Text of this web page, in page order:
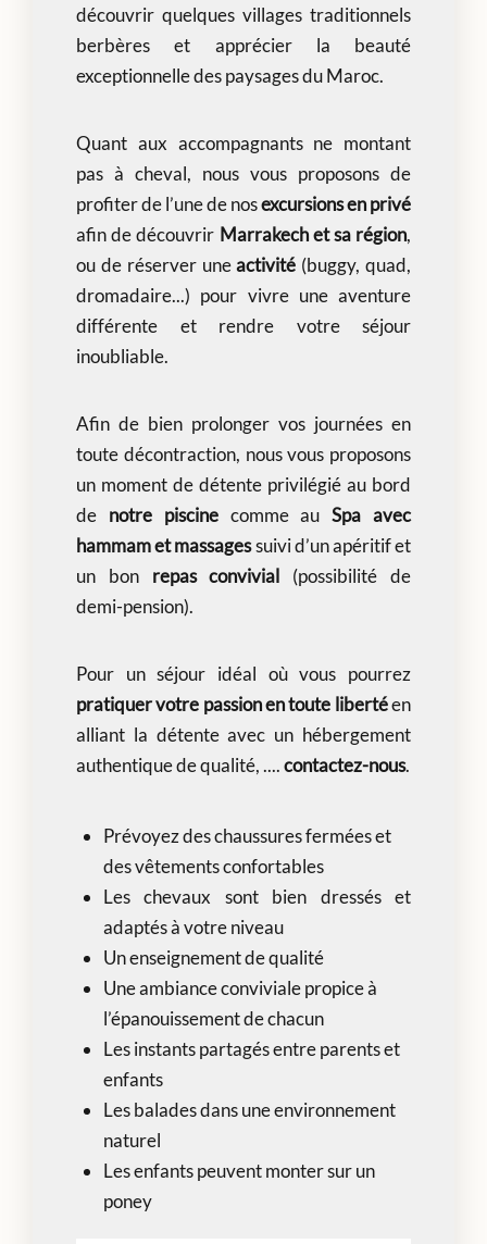
découvrir quelques villages traditionnels
berbères et apprécier la beauté
exceptionnelle des paysages du Maroc.
Quant aux accompagnants ne montant
pas à cheval, nous vous proposons de
profiter de l’une de nosexcursions en privé
afin de découvrir Marrakech et sa région,
ou de réserver uneactivité (buggy, quad,
dromadaire...) pour vivre une aventure
différente et rendre votre séjour
inoubliable.
Afin de bien prolonger vos journées en
toute décontraction, nous vous proposons
un moment de détente privilégié au bord
de notre piscinecomme auSpa avec
hammam et massagessuivi d’un apéritif et
un bon repas convivial (possibilité de
demi-pension).
Pour un séjour idéal où vous pourrez
pratiquer votre passion en toute libertéen
alliant la détente avec un hébergement
authentique de qualité, ....contactez-nous.
Prévoyez des chaussures fermées et
des vêtements confortables
Les chevaux sont bien dressés et
adaptés à votre niveau
Un enseignement de qualité
Une ambiance conviviale propice à
l’épanouissement de chacun
Les instants partagés entre parents et
enfants
Les balades dans une environnement
naturel
Les enfants peuvent monter sur un
poney